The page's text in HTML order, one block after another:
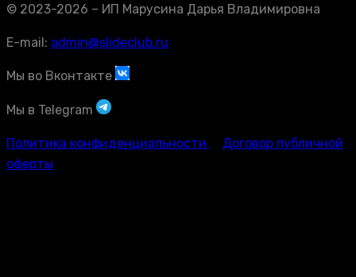
© 2023-2026 – ИП Марусина Дарья Владимировна
E-mail: admin@slideclub.ru
Мы во Вконтакте
Мы в Telegram
Политика конфиденциальности
Договор публичной
оферты